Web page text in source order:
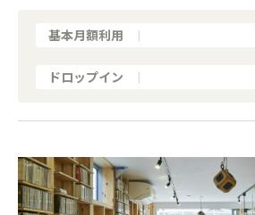
基本月額利用
ドロップイン